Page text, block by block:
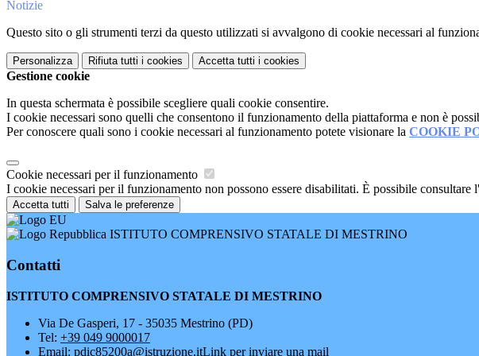
Notizie
Questo sito o gli strumenti terzi da questo utilizzati si avvalgono di cookie necessari al
Personalizza Rifiuta tutti i cookies Accetta tutti i cookies
Gestione cookie
In questa schermata è possibile scegliere quali cookie consentire.
I cookie necessari sono quelli che consentono il funzionamento della piattaforma e non è
Per conoscere quali sono i cookie necessari al funzionamento potete visionare la COOKIE
Cookie necessari per il funzionamento
I cookie necessari per il funzionamento non possono essere disabilitati. È possibile
Accetta tutti Salva le preferenze
ISTITUTO COMPRENSIVO STATALE DI MESTRINO
Contatti
ISTITUTO COMPRENSIVO STATALE DI MESTRINO
Via De Gasperi, 17 - 35035 Mestrino (PD)
Tel: +39 049 9000017
Email: pdic85200a@istruzione.itLink per inviare una mail